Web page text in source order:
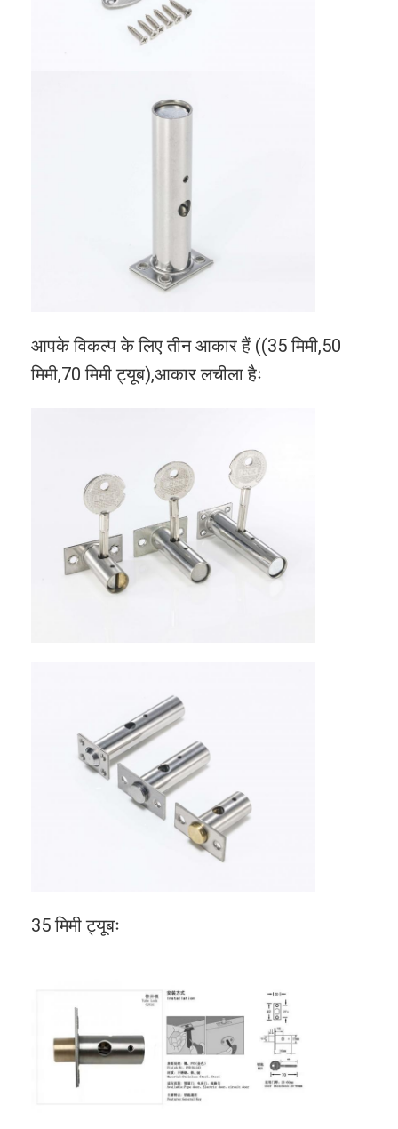
स्नानघर सहायक
बाथरूम कैबिनेट सेट
आपके विकल्प के लिए तीन आकार हैं ((35 मिमी,50
मिमी,70 मिमी ट्यूब),आकार लचीला हैः
35 मिमी ट्यूबः